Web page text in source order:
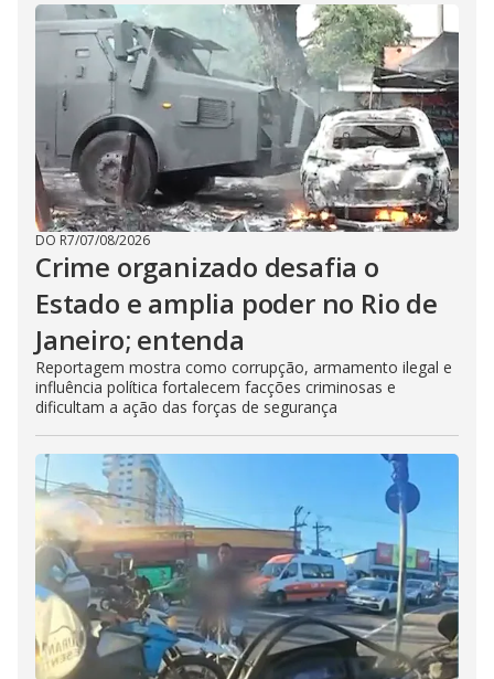
DO R7/07/08/2026
Crime organizado desafia o
Estado e amplia poder no Rio de
Janeiro; entenda
Reportagem mostra como corrupção, armamento ilegal e
influência política fortalecem facções criminosas e
dificultam a ação das forças de segurança